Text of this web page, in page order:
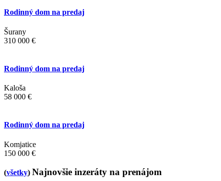
Rodinný dom na predaj
Šurany
310 000 €
Rodinný dom na predaj
Kaloša
58 000 €
Rodinný dom na predaj
Komjatice
150 000 €
(všetky) Najnovšie inzeráty na prenájom